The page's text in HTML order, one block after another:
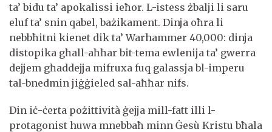
ta’ bidu ta’ apokalissi ieħor. L-istess żbalji li saru
eluf ta’ snin qabel, bażikament. Dinja oħra li
nebbħitni kienet dik ta’ Warhammer 40,000: dinja
distopika għall-aħħar bit-tema ewlenija ta’ gwerra
dejjem għaddejja mifruxa fuq galassja bl-imperu
tal-bnedmin jiġġieled sal-aħħar nifs.
Din iċ-ċerta pożittività ġejja mill-fatt illi l-
protagonist huwa mnebbaħ minn Ġesù Kristu bħala